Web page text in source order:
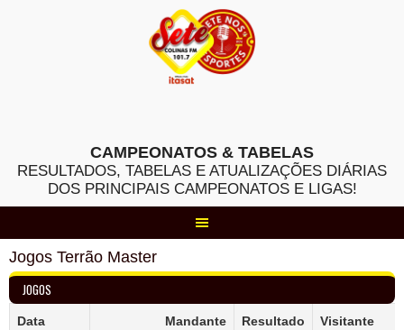
CAMPEONATOS & TABELAS
RESULTADOS, TABELAS E ATUALIZAÇÕES DIÁRIAS
DOS PRINCIPAIS CAMPEONATOS E LIGAS!
Jogos Terrão Master
JOGOS
Data Mandante Resultado Visitante